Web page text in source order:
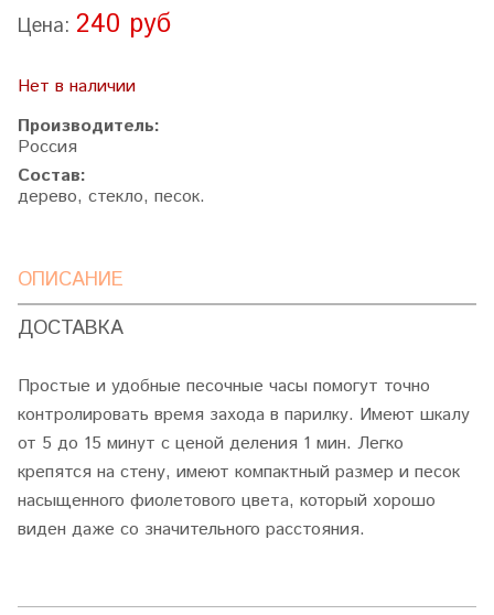
Цена: 240 руб
Нет в наличии
Производитель:
Россия
Состав:
дерево, стекло, песок.
ОПИСАНИЕ
ДОСТАВКА
Простые и удобные песочные часы помогут точно
контролировать время захода в парилку. Имеют шкалу
от 5 до 15 минут с ценой деления 1 мин. Легко
крепятся на стену, имеют компактный размер и песок
насыщенного фиолетового цвета, который хорошо
виден даже со значительного расстояния.